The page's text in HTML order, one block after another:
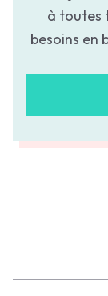
à toutes
besoins en